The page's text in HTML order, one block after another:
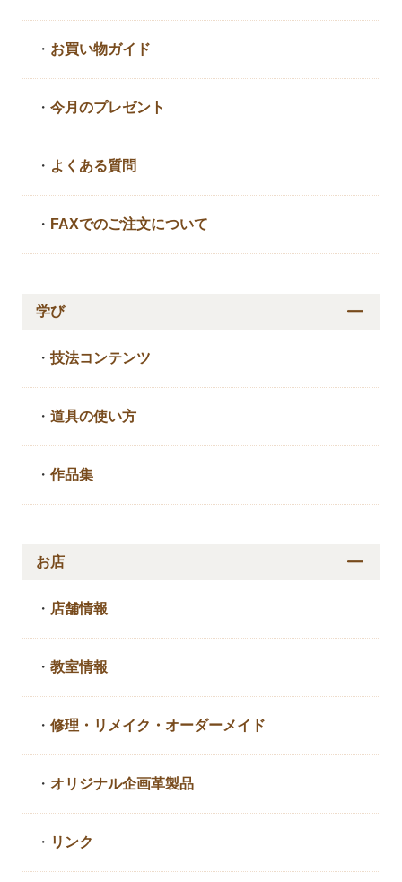
・ お買い物ガイド
・今月のプレゼント
・ よくある質問
・ FAXでのご注文について
学び
・技法コンテンツ
・道具の使い方
・作品集
お店
・ 店舗情報
・教室情報
・修理・リメイク・ オーダーメイド
・ オリジナル企画革製品
・ リンク